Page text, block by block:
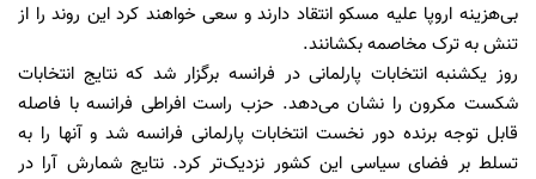
بی‌هزینه اروپا علیه مسکو انتقاد دارند و سعی خواهند کرد این روند را از
تنش به ترک مخاصمه بکشانند.
روز یکشنبه انتخابات پارلمانی در فرانسه برگزار شد که نتایج انتخابات
شکست مکرون را نشان می‌دهد. حزب راست افراطی فرانسه با فاصله
قابل توجه برنده دور نخست انتخابات پارلمانی فرانسه شد و آنها را به
تسلط بر فضای سیاسی این کشور نزدیک‌تر کرد. نتایج شمارش آرا در